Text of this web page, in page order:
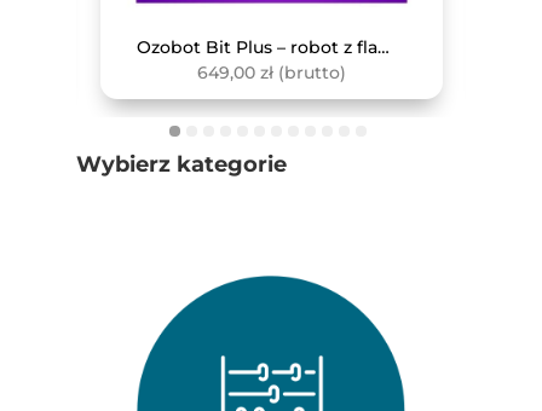
Ozobot Bit Plus – robot z flamastrami
649,00 zł (brutto)
Wybierz kategorie